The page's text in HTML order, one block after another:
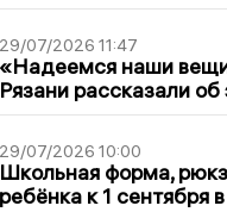
29/07/2026 11:47
«Надеемся наши
Рязани рассказали об
29/07/2026 10:00
Школьная форма,
ребёнка к 1 сентября